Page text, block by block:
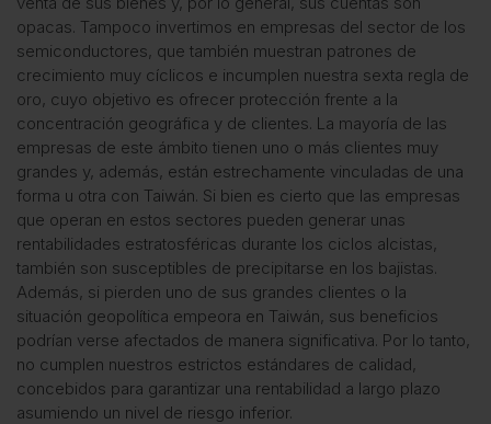
opacas. Tampoco invertimos en empresas del sector de los
semiconductores, que también muestran patrones de
crecimiento muy cíclicos e incumplen nuestra sexta regla de
oro, cuyo objetivo es ofrecer protección frente a la
concentración geográfica y de clientes. La mayoría de las
empresas de este ámbito tienen uno o más clientes muy
grandes y, además, están estrechamente vinculadas de una
forma u otra con Taiwán. Si bien es cierto que las empresas
que operan en estos sectores pueden generar unas
rentabilidades estratosféricas durante los ciclos alcistas,
también son susceptibles de precipitarse en los bajistas.
Además, si pierden uno de sus grandes clientes o la
situación geopolítica empeora en Taiwán, sus beneficios
podrían verse afectados de manera significativa. Por lo tanto,
no cumplen nuestros estrictos estándares de calidad,
concebidos para garantizar una rentabilidad a largo plazo
asumiendo un nivel de riesgo inferior.